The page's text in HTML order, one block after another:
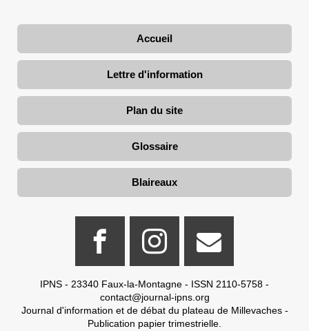
Accueil
Lettre d'information
Plan du site
Glossaire
Blaireaux
IPNS - 23340 Faux-la-Montagne - ISSN 2110-5758 -
contact@journal-ipns.org
Journal d'information et de débat du plateau de Millevaches -
Publication papier trimestrielle.